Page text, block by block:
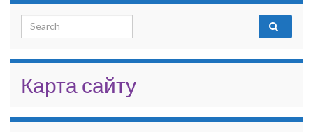
Search for:
Карта сайту